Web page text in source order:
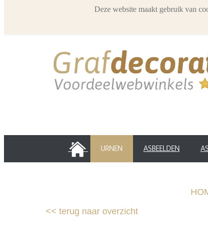
HOME URNEN ASBEELDEN
<< terug naar overzicht
Deze website maakt gebruik van